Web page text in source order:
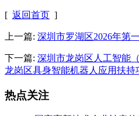
[ 返回首页 ]
上一篇: 深圳市罗湖区2026年第
下一篇: 深圳市龙岗区人工智能
龙岗区具身智能机器人应用扶持
热点关注